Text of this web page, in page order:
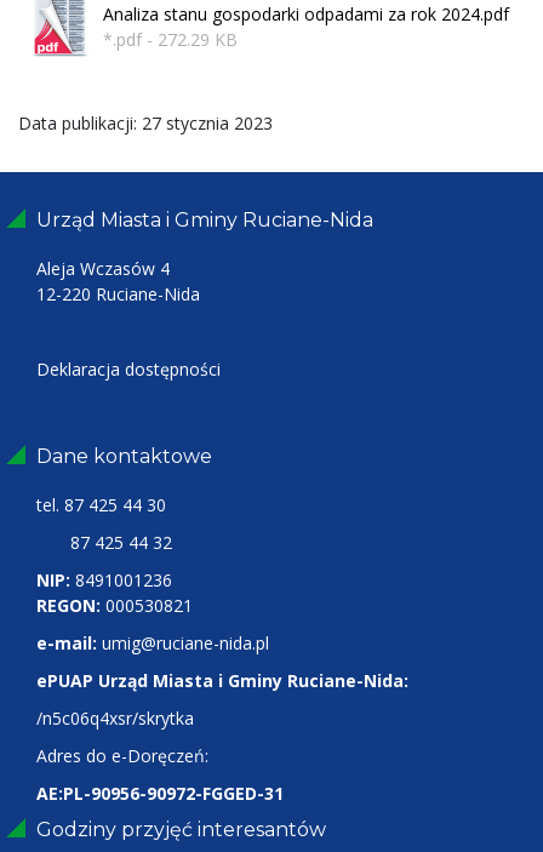
Analiza stanu gospodarki odpadami za rok 2024.pdf
*.pdf - 272.29 KB
Data publikacji: 27 stycznia 2023
Urząd Miasta i Gminy Ruciane-Nida
Aleja Wczasów 4
12-220 Ruciane-Nida
Deklaracja dostępności
Dane kontaktowe
tel. 87 425 44 30
87 425 44 32
NIP: 8491001236
REGON: 000530821
e-mail: umig@ruciane-nida.pl
ePUAP Urząd Miasta i Gminy Ruciane-Nida:
/n5c06q4xsr/skrytka
Adres do e-Doręczeń:
AE:PL-90956-90972-FGGED-31
Godziny przyjęć interesantów